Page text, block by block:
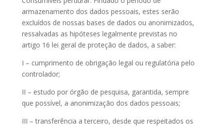
armazenamento dos dados pessoais, estes serão
excluídos de nossas bases de dados ou anonimizados,
ressalvadas as hipóteses legalmente previstas no
artigo 16 lei geral de proteção de dados, a saber:
I – cumprimento de obrigação legal ou regulatória pelo
controlador;
II – estudo por órgão de pesquisa, garantida, sempre
que possível, a anonimização dos dados pessoais;
III – transferência a terceiro, desde que respeitados os